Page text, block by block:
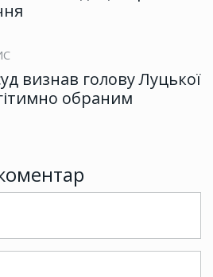
визнав голову Луцької
обраним